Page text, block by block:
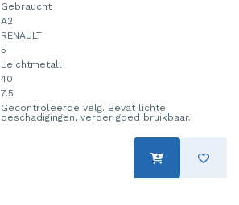
Gebraucht
A2
RENAULT
5
Leichtmetall
40
7.5
Gecontroleerde velg. Bevat lichte
beschadigingen, verder goed bruikbaar.